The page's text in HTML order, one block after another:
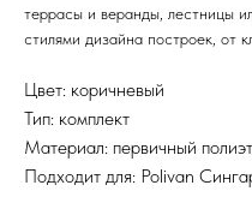
террасы и веранды, лестницы
стилями дизайна построек, от
Цвет: коричневый
Тип: комплект
Материал: первичный
Подходит для: Polivan